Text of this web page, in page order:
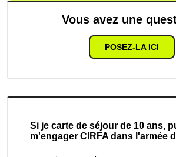
Vous avez une
POSEZ-LA ICI
Si je carte de séjour de 10 ans,
m'engager CIRFA dans l'armée